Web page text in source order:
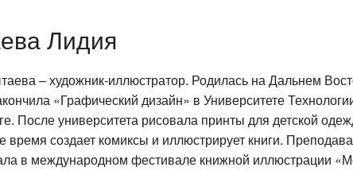
Лидия
– художник-иллюстратор. Родилась на Дальнем
«Графический дизайн» в Университете
После университета рисовала принты для детской
время создает комиксы и иллюстрирует книги.
в международном фестивале книжной иллюстрации